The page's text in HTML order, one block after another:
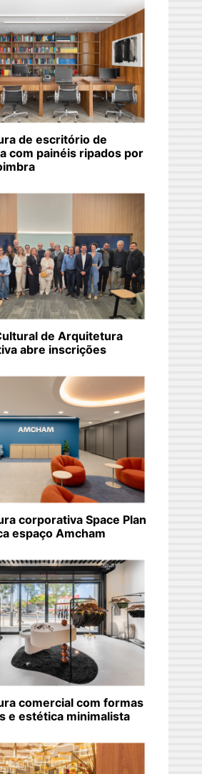
de escritório de
com painéis ripados por
de Arquitetura
abre inscrições
corporativa Space Plan
espaço Amcham
comercial com formas
e estética minimalista